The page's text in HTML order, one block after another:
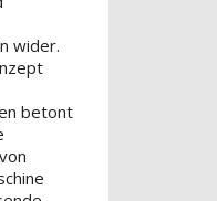
wider.
betont